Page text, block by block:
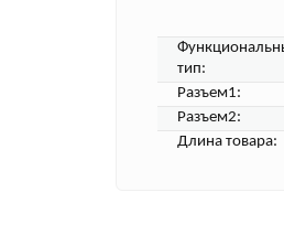
тип:
Разъем1:
Разъем2:
Длина товара: